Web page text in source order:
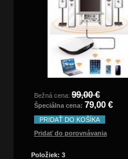
Bežná cena: 99,00 €
Špeciálna cena: 79,00 €
PRIDAŤ DO KOŠÍKA
Pridať do porovnávania
Položiek: 3